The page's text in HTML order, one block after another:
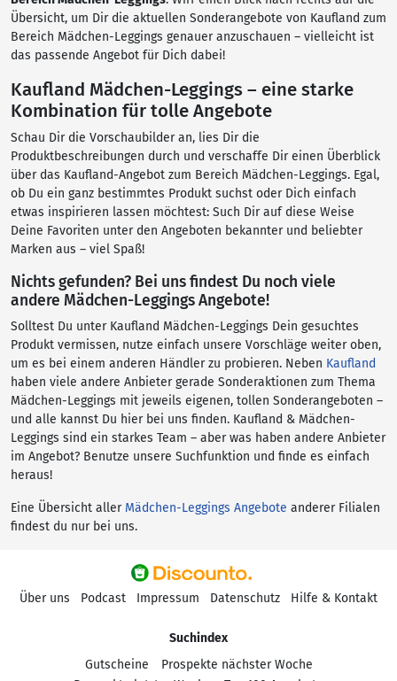
Übersicht, um Dir die aktuellen Sonderangebote von Kaufland zum
Bereich Mädchen-Leggings genauer anzuschauen – vielleicht ist
das passende Angebot für Dich dabei!
Kaufland Mädchen-Leggings – eine starke
Kombination für tolle Angebote
Schau Dir die Vorschaubilder an, lies Dir die
Produktbeschreibungen durch und verschaffe Dir einen Überblick
über das Kaufland-Angebot zum Bereich Mädchen-Leggings. Egal,
ob Du ein ganz bestimmtes Produkt suchst oder Dich einfach
etwas inspirieren lassen möchtest: Such Dir auf diese Weise
Deine Favoriten unter den Angeboten bekannter und beliebter
Marken aus – viel Spaß!
Nichts gefunden? Bei uns findest Du noch viele
andere Mädchen-Leggings Angebote!
Solltest Du unter Kaufland Mädchen-Leggings Dein gesuchtes
Produkt vermissen, nutze einfach unsere Vorschläge weiter oben,
um es bei einem anderen Händler zu probieren. Neben Kaufland
haben viele andere Anbieter gerade Sonderaktionen zum Thema
Mädchen-Leggings mit jeweils eigenen, tollen Sonderangeboten –
und alle kannst Du hier bei uns finden. Kaufland & Mädchen-
Leggings sind ein starkes Team – aber was haben andere Anbieter
im Angebot? Benutze unsere Suchfunktion und finde es einfach
heraus!
Eine Übersicht aller Mädchen-Leggings Angebote anderer Filialen
findest du nur bei uns.
Über uns Podcast Impressum Datenschutz Hilfe & Kontakt
Suchindex
Gutscheine
Prospekte nächster Woche